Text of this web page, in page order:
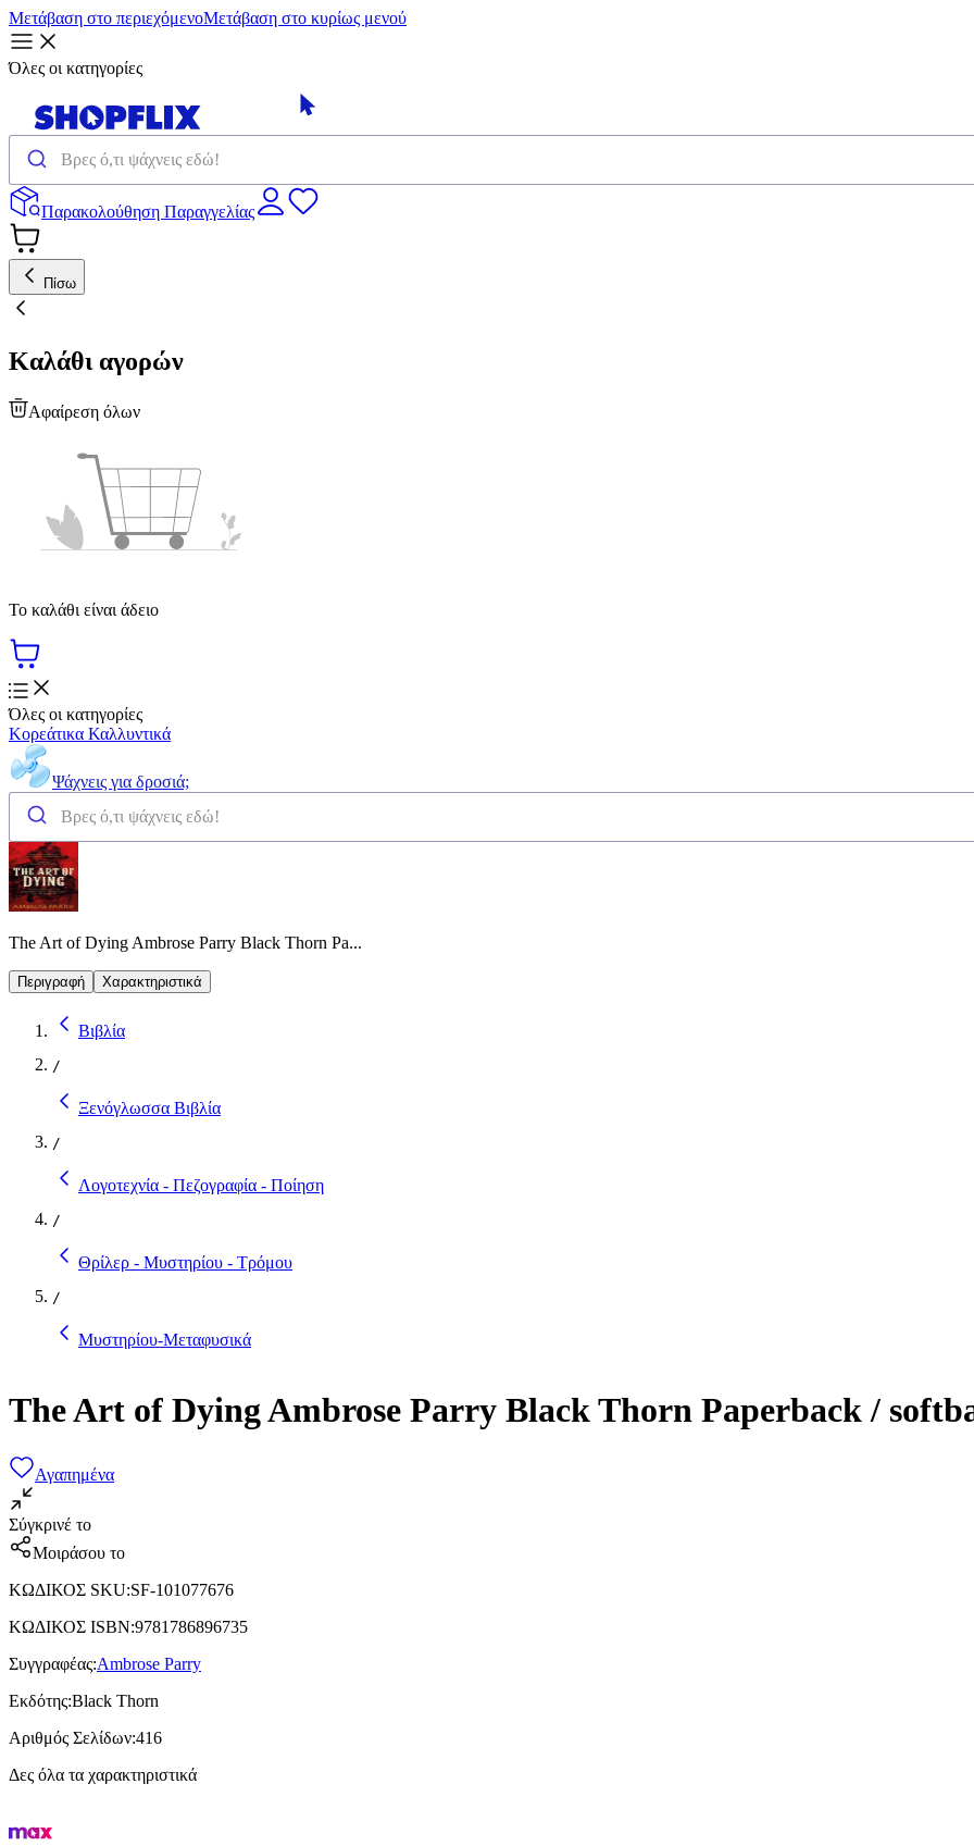
Μετάβαση στο περιεχόμενοΜετάβαση στο κυρίως μενού
Όλες οι κατηγορίες
Παρακολούθηση Παραγγελίας
Πίσω
Καλάθι αγορών
Αφαίρεση όλων
Το καλάθι είναι άδειο
Όλες οι κατηγορίες
Κορεάτικα Καλλυντικά
Ψάχνεις για δροσιά;
The Art of Dying Ambrose Parry Black Thorn Pa...
Περιγραφή Χαρακτηριστικά
Βιβλία
/
Ξενόγλωσσα Βιβλία
/
Λογοτεχνία - Πεζογραφία - Ποίηση
/
Θρίλερ - Μυστηρίου - Τρόμου
/
Μυστηρίου-Μεταφυσικά
The Art of Dying Ambrose Parry Black Thorn Paperback /
Αγαπημένα
Σύγκρινέ το
Μοιράσου το
ΚΩΔΙΚΟΣ SKU:SF-101077676
ΚΩΔΙΚΟΣ ISBN:9781786896735
Συγγραφέας:Ambrose Parry
Εκδότης:Black Thorn
Αριθμός Σελίδων:416
Δες όλα τα χαρακτηριστικά